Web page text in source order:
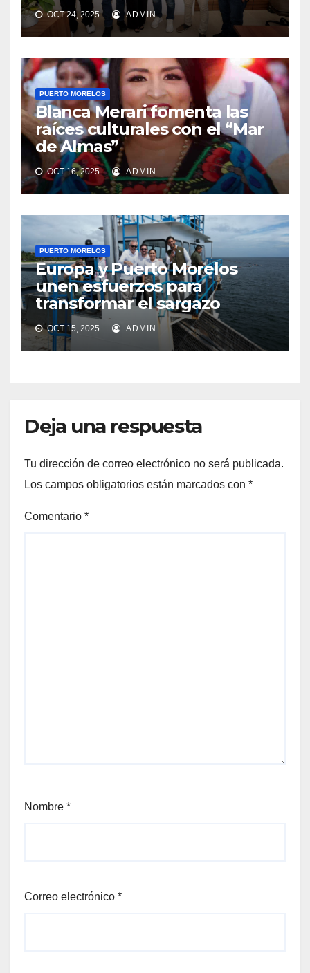
OCT 24, 2025 ADMIN
PUERTO MORELOS
Blanca Merari fomenta las
raíces culturales con el “Mar
de Almas”
OCT 16, 2025 ADMIN
PUERTO MORELOS
Europa y Puerto Morelos
unen esfuerzos para
transformar el sargazo
OCT 15, 2025 ADMIN
Deja una respuesta
Tu dirección de correo electrónico no será publicada.
Los campos obligatorios están marcados con *
Comentario *
Nombre *
Correo electrónico *